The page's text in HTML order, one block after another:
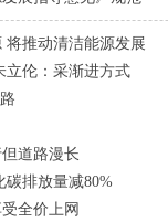
将推动清洁能源发展
立伦：采渐进方式
道路漫长
碳排放量减80%
全价上网